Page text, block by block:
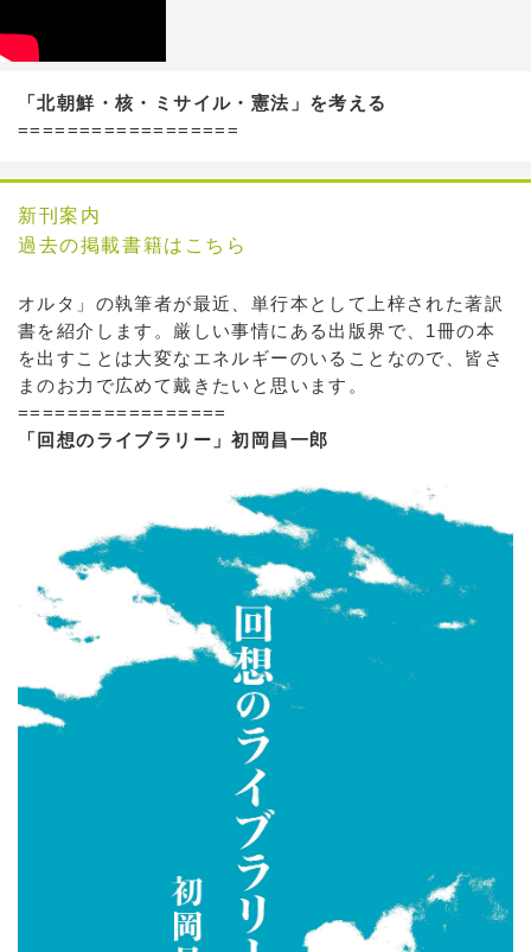
「北朝鮮・核・ミサイル・憲法」を考える
==================
新刊案内
過去の掲載書籍はこちら
オルタ」の執筆者が最近、単行本として上梓された著訳
書を紹介します。厳しい事情にある出版界で、1冊の本
を出すことは大変なエネルギーのいることなので、皆さ
まのお力で広めて戴きたいと思います。
=================
「回想のライブラリー」初岡昌一郎